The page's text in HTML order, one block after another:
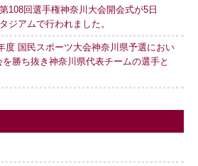
108回選手権神奈川大会開会式が5日
ジアムで行われました。
度 国民スポーツ大会神奈川県予選におい
勝ち抜き神奈川県代表チームの選手と